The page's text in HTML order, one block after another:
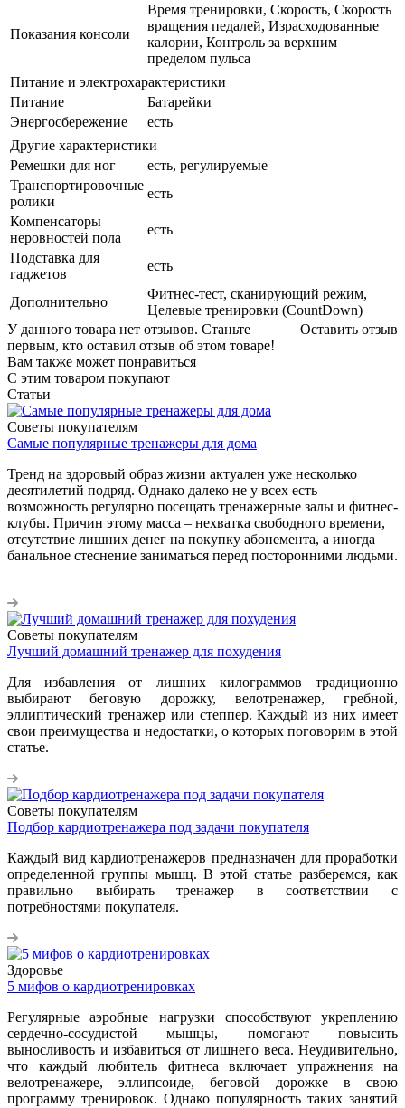
Показания консоли
Время тренировки, Скорость, Скорость
вращения педалей, Израсходованные
калории, Контроль за верхним
пределом пульса
Питание и электрохарактеристики
Питание
Батарейки
Энергосбережение
есть
Другие характеристики
Ремешки для ног
есть, регулируемые
Транспортировочные
ролики
есть
Компенсаторы
неровностей пола
есть
Подставка для
гаджетов
есть
Дополнительно
Фитнес-тест, сканирующий режим,
Целевые тренировки (CountDown)
Оставить отзыв
У данного товара нет отзывов. Станьте
первым, кто оставил отзыв об этом товаре!
Вам также может понравиться
С этим товаром покупают
Статьи
Советы покупателям
Самые популярные тренажеры для дома
Тренд на здоровый образ жизни актуален уже несколько
десятилетий подряд. Однако далеко не у всех есть
возможность регулярно посещать тренажерные залы и фитнес-
клубы. Причин этому масса – нехватка свободного времени,
отсутствие лишних денег на покупку абонемента, а иногда
банальное стеснение заниматься перед посторонними людьми.
Советы покупателям
Лучший домашний тренажер для похудения
Для избавления от лишних килограммов традиционно
выбирают беговую дорожку, велотренажер, гребной,
эллиптический тренажер или степпер. Каждый из них имеет
свои преимущества и недостатки, о которых поговорим в этой
статье.
Советы покупателям
Подбор кардиотренажера под задачи покупателя
Каждый вид кардиотренажеров предназначен для проработки
определенной группы мышц. В этой статье разберемся, как
правильно выбирать тренажер в соответствии с
потребностями покупателя.
Здоровье
5 мифов о кардиотренировках
Регулярные аэробные нагрузки способствуют укреплению
сердечно-сосудистой мышцы, помогают повысить
выносливость и избавиться от лишнего веса. Неудивительно,
что каждый любитель фитнеса включает упражнения на
велотренажере, эллипсоиде, беговой дорожке в свою
программу тренировок. Однако популярность таких занятий